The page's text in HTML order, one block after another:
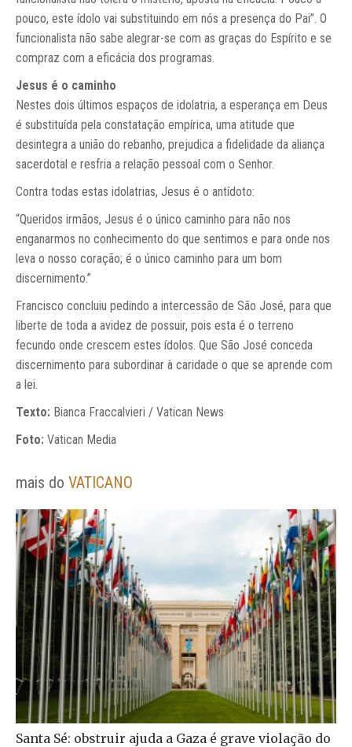
pouco, este ídolo vai substituindo em nós a presença do Pai”. O
funcionalista não sabe alegrar-se com as graças do Espírito e se
compraz com a eficácia dos programas.
Jesus é o caminho
Nestes dois últimos espaços de idolatria, a esperança em Deus
é substituída pela constatação empírica, uma atitude que
desintegra a união do rebanho, prejudica a fidelidade da aliança
sacerdotal e resfria a relação pessoal com o Senhor.
Contra todas estas idolatrias, Jesus é o antídoto:
“Queridos irmãos, Jesus é o único caminho para não nos
enganarmos no conhecimento do que sentimos e para onde nos
leva o nosso coração; é o único caminho para um bom
discernimento.”
Francisco concluiu pedindo a intercessão de São José, para que
liberte de toda a avidez de possuir, pois esta é o terreno
fecundo onde crescem estes ídolos. Que São José conceda
discernimento para subordinar à caridade o que se aprende com
a lei.
Texto: Bianca Fraccalvieri / Vatican News
Foto: Vatican Media
mais do VATICANO
Santa Sé: obstruir ajuda a Gaza é grave violação do